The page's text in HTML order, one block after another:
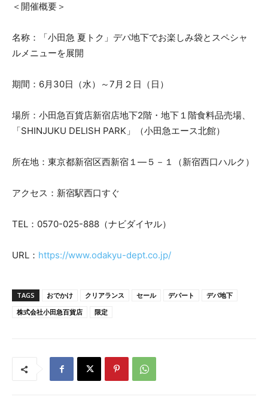
＜開催概要＞
名称：「小田急 夏トク」デパ地下でお楽しみ袋とスペシャ
ルメニューを展開
期間：6月30日（水）～7月２日（日）
場所：小田急百貨店新宿店地下2階・地下１階食料品売場、
「SHINJUKU DELISH PARK」（小田急エース北館）
所在地：東京都新宿区西新宿１―５－１（新宿西口ハルク）
アクセス：新宿駅西口すぐ
TEL：0570-025-888（ナビダイヤル）
URL： https://www.odakyu-dept.co.jp/
TAGS おでかけ クリアランス セール デパート
デパ地下
株式会社小田急百貨店
限定